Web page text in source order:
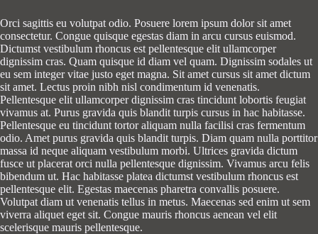
Orci sagittis eu volutpat odio. Posuere lorem ipsum dolor sit amet
consectetur. Congue quisque egestas diam in arcu cursus euismod.
Dictumst vestibulum rhoncus est pellentesque elit ullamcorper
dignissim cras. Quam quisque id diam vel quam. Dignissim sodales ut
eu sem integer vitae justo eget magna. Sit amet cursus sit amet dictum
sit amet. Lectus proin nibh nisl condimentum id venenatis.
Pellentesque elit ullamcorper dignissim cras tincidunt lobortis feugiat
vivamus at. Purus gravida quis blandit turpis cursus in hac habitasse.
Pellentesque eu tincidunt tortor aliquam nulla facilisi cras fermentum
odio. Amet purus gravida quis blandit turpis. Diam quam nulla porttitor
massa id neque aliquam vestibulum morbi. Ultrices gravida dictum
fusce ut placerat orci nulla pellentesque dignissim. Vivamus arcu felis
bibendum ut. Hac habitasse platea dictumst vestibulum rhoncus est
pellentesque elit. Egestas maecenas pharetra convallis posuere.
Volutpat diam ut venenatis tellus in metus. Maecenas sed enim ut sem
viverra aliquet eget sit. Congue mauris rhoncus aenean vel elit
scelerisque mauris pellentesque.